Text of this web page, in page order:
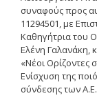
ΕΠ
Διά
ΕΠ
συναφούς προς
11294501, με
Καθηγήτρια του
Ελένη Γαλανάκη,
«Νέοι Ορίζοντες
Ενίσχυση της
σύνδεσης των